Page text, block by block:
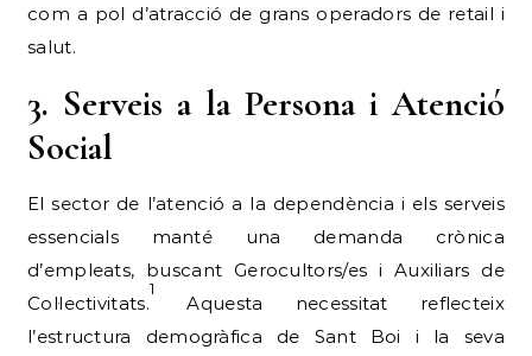
com a pol d’atracció de grans operadors de retail i
salut.
3. Serveis a la Persona i Atenció
Social
El sector de l’atenció a la dependència i els serveis
essencials manté una demanda crònica
d’empleats, buscant Gerocultors/es i Auxiliars de
Col·lectivitats.
1
Aquesta necessitat reflecteix
l’estructura demogràfica de Sant Boi i la seva